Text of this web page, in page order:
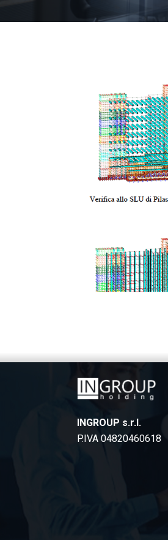
INGROUP s.r.l.
P.IVA 04820460618